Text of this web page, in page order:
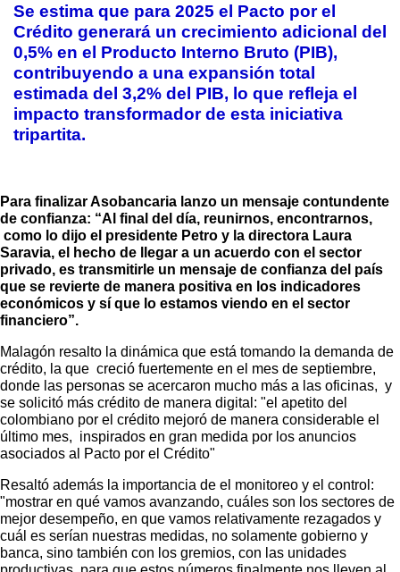
Se estima que para 2025 el Pacto por el
Crédito generará un crecimiento adicional del
0,5% en el Producto Interno Bruto (PIB),
contribuyendo a una expansión total
estimada del 3,2% del PIB, lo que refleja el
impacto transformador de esta iniciativa
tripartita.
Para finalizar Asobancaria lanzo un mensaje contundente
de confianza: “Al final del día, reunirnos, encontrarnos,
como lo dijo el presidente Petro y la directora Laura
Saravia, el hecho de llegar a un acuerdo con el sector
privado, es transmitirle un mensaje de confianza del país
que se revierte de manera positiva en los indicadores
económicos y sí que lo estamos viendo en el sector
financiero”.
Malagón resalto la dinámica que está tomando la demanda de
crédito, la que creció fuertemente en el mes de septiembre,
donde las personas se acercaron mucho más a las oficinas, y
se solicitó más crédito de manera digital: "el apetito del
colombiano por el crédito mejoró de manera considerable el
último mes, inspirados en gran medida por los anuncios
asociados al Pacto por el Crédito"
Resaltó además la importancia de el monitoreo y el control:
"mostrar en qué vamos avanzando, cuáles son los sectores de
mejor desempeño, en que vamos relativamente rezagados y
cuál es serían nuestras medidas, no solamente gobierno y
banca, sino también con los gremios, con las unidades